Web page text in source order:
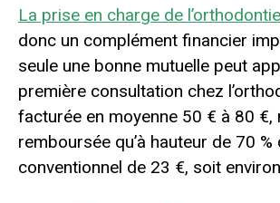
La prise en charge de l’orthodontie
donc un complément financier
seule une bonne mutuelle peut
première consultation chez
facturée en moyenne 50 € à 80 €,
remboursée qu’à hauteur de 70
conventionnel de 23 €, soit